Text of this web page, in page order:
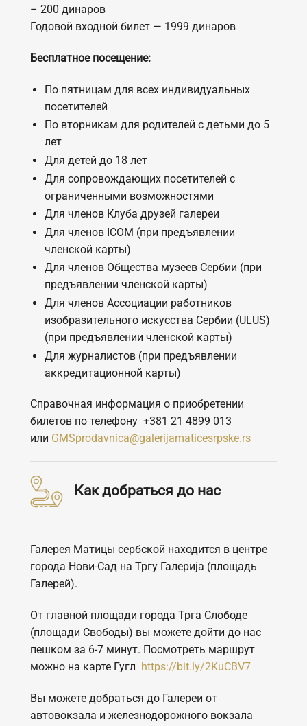
– 200 динаров
Годовой входной билет — 1999 динаров
Бесплатное посещение:
По пятницам для всех индивидуальных
посетителей
По вторникам для родителей с детьми до 5
лет
Для детей до 18 лет
Для сопровождающих посетителей с
ограниченными возможностями
Для членов Клуба друзей галереи
Для членов ICOM (при предъявлении
членской карты)
Для членов Общества музеев Сербии (при
предъявлении членской карты)
Для членов Ассоциации работников
изобразительного искусства Сербии (ULUS)
(при предъявлении членской карты)
Для журналистов (при предъявлении
аккредитационной карты)
Справочная информация о приобретении
билетов по телефону +381 21 4899 013
или GMSprodavnica@galerijamaticesrpske.rs
Как добраться до нас
Галерея Матицы сербской находится в центре
города Нови-Сад на Тргу Галериjа (площадь
Галерей).
От главной площади города Трга Слободе
(площади Свободы) вы можете дойти до нас
пешком за 6-7 минут. Посмотреть маршрут
можно на карте Гугл https://bit.ly/2KuCBV7
Вы можете добраться до Галереи от
автовокзала и железнодорожного вокзала